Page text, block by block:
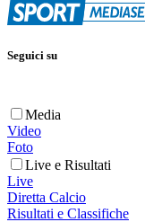
Seguici su
Media
Video
Foto
Live e Risultati
Live
Diretta Calcio
Risultati e Classifiche